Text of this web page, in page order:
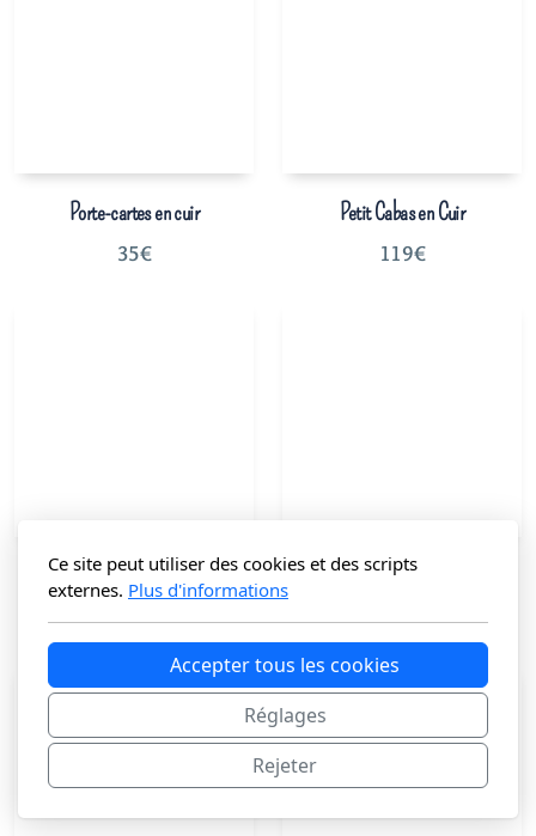
Porte-cartes en cuir
35€
Petit Cabas en Cuir
119€
Besace en cuir
99€
Cabas en Cuir KORBON
125€
Ce site peut utiliser des cookies et des scripts
externes. Plus d'informations
Accepter tous les cookies
Réglages
Rejeter